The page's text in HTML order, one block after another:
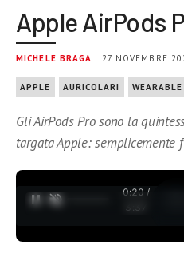
Apple AirPods
MICHELE BRAGA | 27 NOVEMBRE
APPLE AURICOLARI WEARABLE
Gli AirPods Pro sono la
targata Apple: semplicemente
0:21 /
3:37